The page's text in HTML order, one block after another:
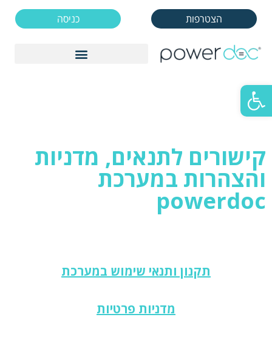
פתח סרגל נגישות
to
content
הצטרפות כניסה
הצטרפות כניסה
קישורים לתנאים, מדניות
והצהרות במערכת
powerdoc
תקנון ותנאי שימוש במערכת
מדניות פרטיות